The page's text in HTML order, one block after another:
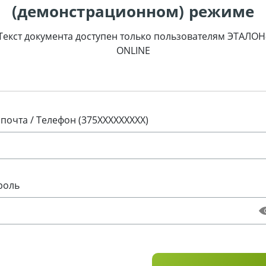
(демонстрационном) режиме
документа доступен только пользователям
ONLINE
/ Телефон (375XXXXXXXXX)